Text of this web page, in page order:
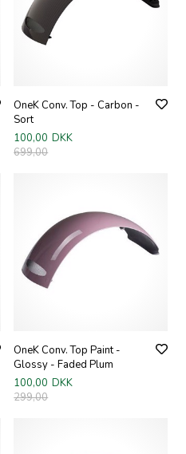
OneK Conv. Top - Carbon -
Sort
100,00 DKK
699,00
OneK Conv. Top Paint -
Glossy - Faded Plum
100,00 DKK
299,00